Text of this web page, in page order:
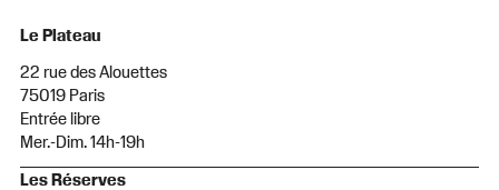
Le Plateau
22 rue des Alouettes
75019 Paris
Entrée libre
Mer.-Dim. 14h-19h
Les Réserves